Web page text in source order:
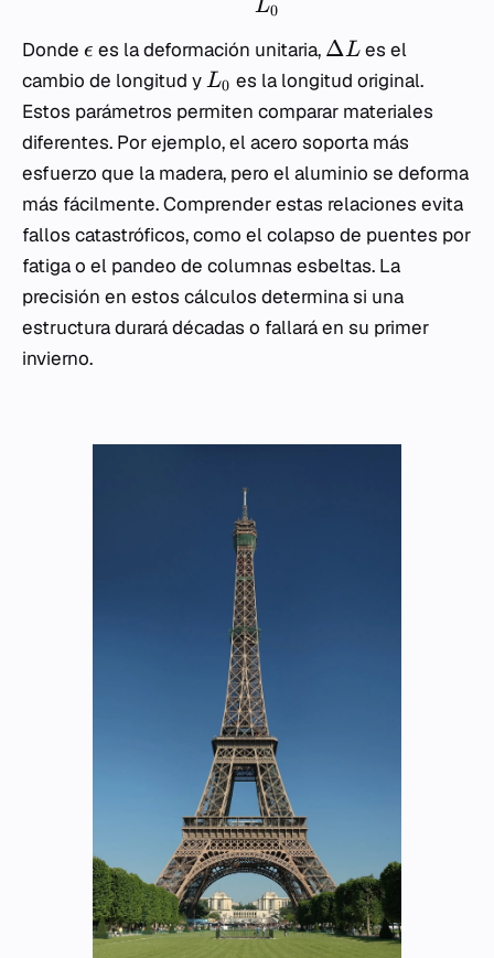
L0
Donde ϵ es la deformación unitaria, ΔL es el
cambio de longitud y L0 es la longitud original.
Estos parámetros permiten comparar materiales
diferentes. Por ejemplo, el acero soporta más
esfuerzo que la madera, pero el aluminio se deforma
más fácilmente. Comprender estas relaciones evita
fallos catastróficos, como el colapso de puentes por
fatiga o el pandeo de columnas esbeltas. La
precisión en estos cálculos determina si una
estructura durará décadas o fallará en su primer
invierno.